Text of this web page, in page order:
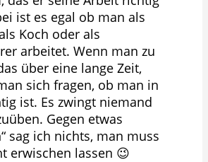
ist es egal ob man als
Koch oder als
arbeitet. Wenn man zu
über eine lange Zeit,
sich fragen, ob man in
ist. Es zwingt niemand
Gegen etwas
sag ich nichts, man muss
erwischen lassen 😉